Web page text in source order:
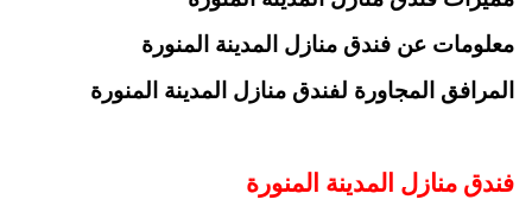
معلومات عن فندق منازل المدينة المنورة
المرافق المجاورة لفندق منازل المدينة المنورة
فندق منازل المدينة المنورة